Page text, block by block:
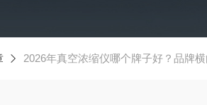
2026年真空浓缩仪哪个牌子好？品牌